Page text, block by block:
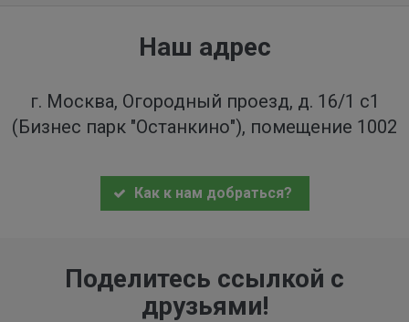
Наш адрес
г. Москва, Огородный проезд, д. 16/1 с1
(Бизнес парк "Останкино"), помещение 1002
Как к нам добраться?
Поделитесь ссылкой с
друзьями!